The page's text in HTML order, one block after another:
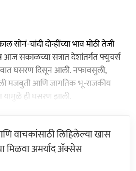
सोनं-चांदी दोन्हींच्या भाव मोठी तेजी
आज सकाळच्या सत्रात देशांतर्गत फ्युचर्स
घसरण दिसून आली. नफावसुली,
मजबुती आणि जागतिक भू-राजकीय
ही घसरण झाली.
वाचकांसाठी लिहिलेल्या खास
मिळवा अमर्याद ॲक्सेस